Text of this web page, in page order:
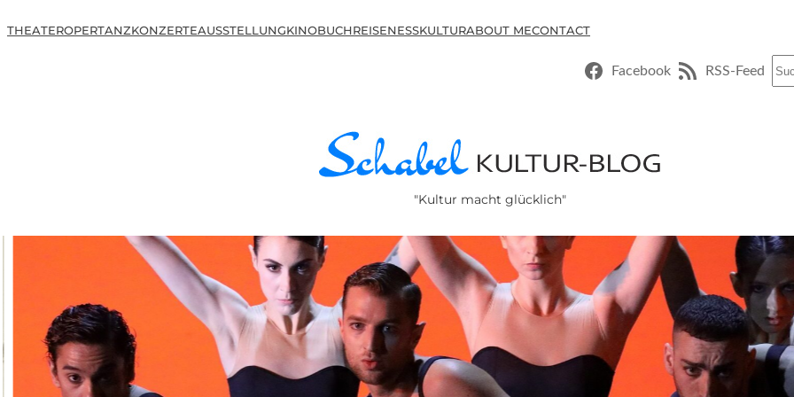
THEATEROPERTANZKONZERTEAUSSTELLUNGKINOBUCHREISENESSKULTURABOUT MECONTACT
Facebook RSS-Feed
"Kultur macht glücklich"